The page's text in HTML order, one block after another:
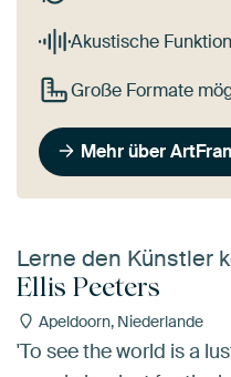
Akustische Funktion
Große Formate
Mehr über
Lerne den Künstler
Ellis Peeters
Apeldoorn, Niederlande
'To see the world is a